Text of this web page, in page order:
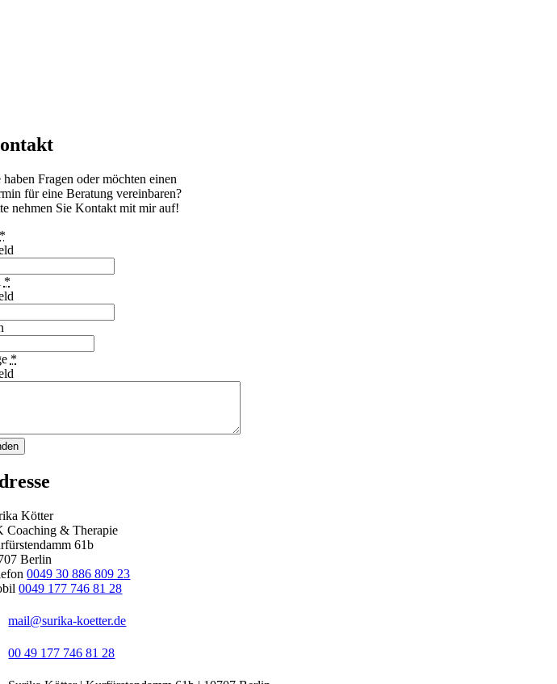
haben Fragen oder möchten einen
für eine Beratung vereinbaren?
nehmen Sie Kontakt mit mir auf!
*
*
Kötter
Coaching & Therapie
61b
Berlin
0049 30 886 809 23
0049 177 746 81 28
mail@surika-koetter.de
00 49 177 746 81 28